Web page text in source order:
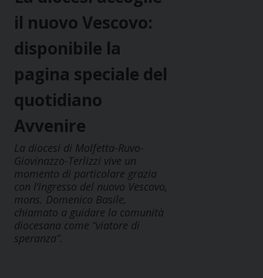
il nuovo Vescovo:
disponibile la
pagina speciale del
quotidiano
Avvenire
La diocesi di Molfetta-Ruvo-
Giovinazzo-Terlizzi vive un
momento di particolare grazia
con l’ingresso del nuovo Vescovo,
mons. Domenico Basile,
chiamato a guidare la comunità
diocesana come “viatore di
speranza”.